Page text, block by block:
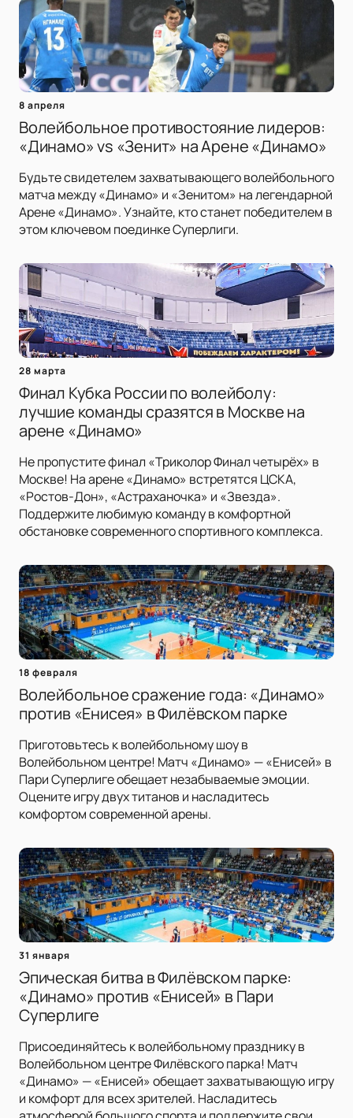
8 апреля
Волейбольное противостояние лидеров:
«Динамо» vs «Зенит» на Арене «Динамо»
Будьте свидетелем захватывающего волейбольного
матча между «Динамо» и «Зенитом» на легендарной
Арене «Динамо». Узнайте, кто станет победителем в
этом ключевом поединке Суперлиги.
28 марта
Финал Кубка России по волейболу:
лучшие команды сразятся в Москве на
арене «Динамо»
Не пропустите финал «Триколор Финал четырёх» в
Москве! На арене «Динамо» встретятся ЦСКА,
«Ростов-Дон», «Астраханочка» и «Звезда».
Поддержите любимую команду в комфортной
обстановке современного спортивного комплекса.
18 февраля
Волейбольное сражение года: «Динамо»
против «Енисея» в Филёвском парке
Приготовьтесь к волейбольному шоу в
Волейбольном центре! Матч «Динамо» — «Енисей» в
Пари Суперлиге обещает незабываемые эмоции.
Оцените игру двух титанов и насладитесь
комфортом современной арены.
31 января
Эпическая битва в Филёвском парке:
«Динамо» против «Енисей» в Пари
Суперлиге
Присоединяйтесь к волейбольному празднику в
Волейбольном центре Филёвского парка! Матч
«Динамо» — «Енисей» обещает захватывающую игру
и комфорт для всех зрителей. Насладитесь